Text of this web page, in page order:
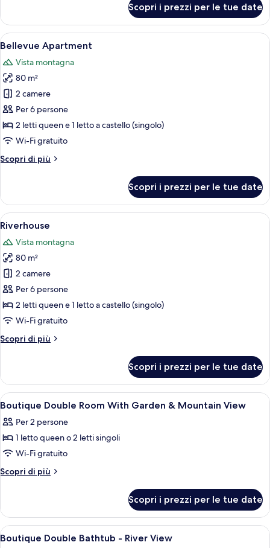
with
Garden
View
Family
Room
with
View
Scopri i prezzi per le tue date
Apri
tutte
le
foto
per
Bellevue
Apartment
Un soggiorno moderno con un
7
Bellevue Apartment
Vista montagna
80 m²
2 camere
Per 6 persone
2 letti queen e 1 letto a castello (singolo)
Wi-Fi gratuito
Scopri di più
Altri
Apartment
Scopri i prezzi per le tue date
Apri
tutte
le
foto
per
Riverhouse
Un hotel con vista sul fiume, una
8
Riverhouse
Vista montagna
80 m²
2 camere
Per 6 persone
2 letti queen e 1 letto a castello (singolo)
Wi-Fi gratuito
Scopri di più
Altri
Scopri i prezzi per le tue date
Apri
tutte
le
foto
per
Boutique
With
Garden
&
Biancheria da letto di alta qualità,
5
Boutique Double Room With Garden & Mountain View
Per 2 persone
1 letto queen o 2 letti singoli
Wi-Fi gratuito
Scopri di più
Altri
Double
Room
With
Scopri i prezzi per le tue date
Apri
tutte
Camera d'albergo con due letti, una
6
Boutique Double Bathtub - River View